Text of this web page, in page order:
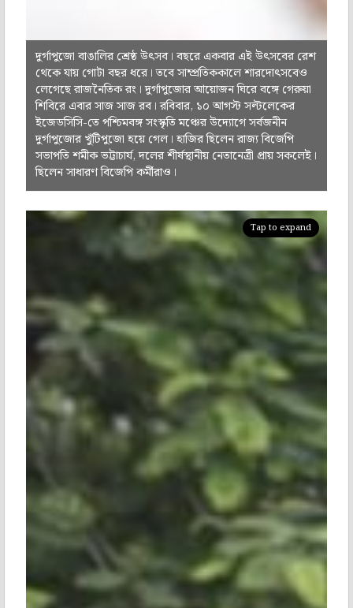
দুর্গাপুজো বাঙালির শ্রেষ্ঠ উৎসব। বছরে একবার এই উৎসবের রেশ
থেকে যায় গোটা বছর ধরে। তবে সাম্প্রতিককালে শারদোৎসবেও
লেগেছে রাজনৈতিক রং। দুর্গাপুজোর আয়োজন ঘিরে বঙ্গে গেরুয়া
শিবিরে এবার সাজ সাজ রব। রবিবার, ১০ আগস্ট সল্টলেকের
ইজেডসিসি-তে পশ্চিমবঙ্গ সংস্কৃতি মঞ্চের উদ্যোগে সর্বজনীন
দুর্গাপুজোর খুঁটিপুজো হয়ে গেল। হাজির ছিলেন রাজ্য বিজেপি
সভাপতি শমীক ভট্টাচার্য, দলের শীর্ষস্থানীয় নেতানেত্রী প্রায় সকলেই।
ছিলেন সাধারণ বিজেপি কর্মীরাও।
Tap to expand